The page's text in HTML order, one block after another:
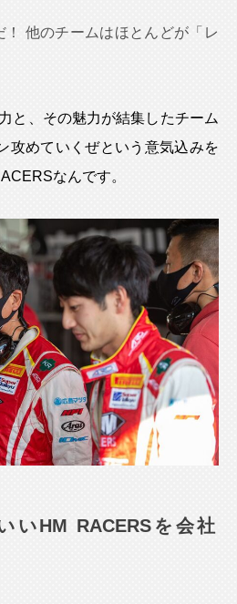
他のチームはほとんどが「レ
と、その魅力が結集したチーム
攻めていくぜという意気込みを
なんです。
いHM RACERSを会社